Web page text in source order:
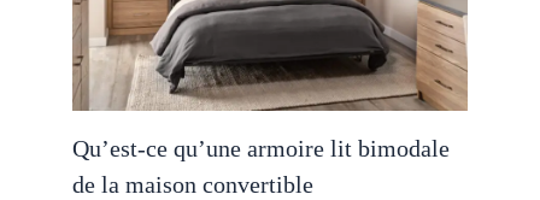
Qu’est-ce qu’une armoire lit bimodale
de la maison convertible